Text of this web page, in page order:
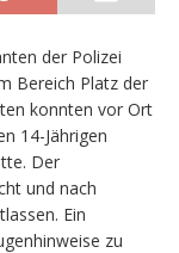
der Polizei
Bereich Platz der
konnten vor Ort
14-Jährigen
Der
und nach
Ein
zu